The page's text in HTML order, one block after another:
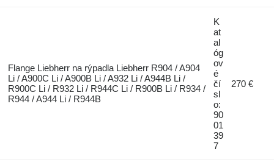
Flange Liebherr na rýpadla Liebherr R904 / A904
Li / A900C Li / A900B Li / A932 Li / A944B Li /
R900C Li / R932 Li / R944C Li / R900B Li / R934 /
R944 / A944 Li / R944B
K
at
al
óg
ov
é
čí
sl
o:
90
01
39
7
270 €